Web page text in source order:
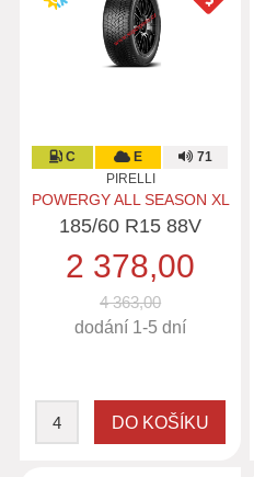
C E
71
PIRELLI
POWERGY ALL SEASON XL
185/60 R15 88V
2 378,00
4 363,00
dodání 1-5 dní